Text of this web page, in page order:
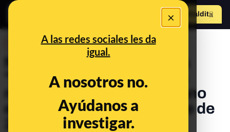
×
A las redes sociales les da
igual.
A nosotros no.
Ayúdanos a
investigar.
Hazte Maldito
No, la Unión Europea no ha
"puesto fin" al cobro de las
maletas de equipaje de mano
en los vuelos a 4 de octubre de